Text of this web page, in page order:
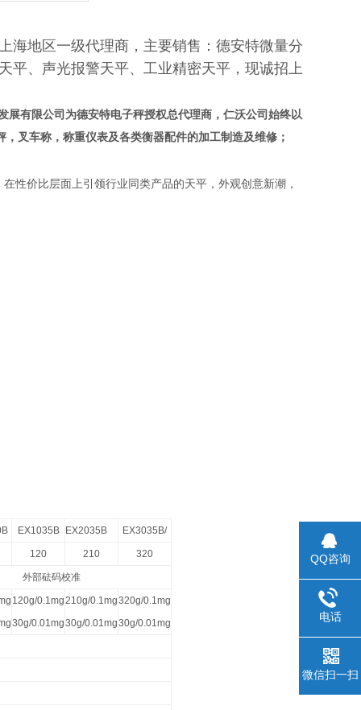
海地区一级代理商，主要销售：德安特微量分
平、声光报警天平、工业精密天平，现诚招上
展有限公司为德安特电子秤授权总代理商 ，仁沃公司始终以
叉车称，称重仪表及各类衡器配件的加工制造及维修；
性价比层面上引领行业同类产品的天平，外观创意新潮，
EX1035B EX2035B EX3035B/
120 210 320
外部砝码校准
120g/0.1mg
30g/0.01mg
210g/0.1mg
30g/0.01mg
320g/0.1mg
30g/0.01mg
QQ咨询
电话
微信扫一扫